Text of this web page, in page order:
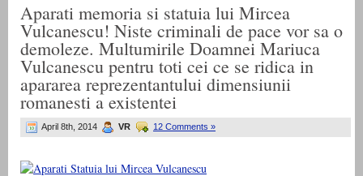
Aparati memoria si statuia lui Mircea
Vulcanescu! Niste criminali de pace vor sa o
demoleze. Multumirile Doamnei Mariuca
Vulcanescu pentru toti cei ce se ridica in
apararea reprezentantului dimensiunii
romanesti a existentei
April 8th, 2014 VR 12 Comments »